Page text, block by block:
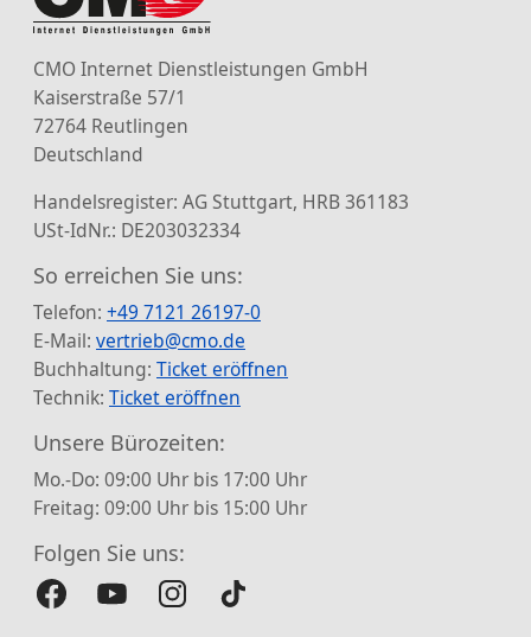
CMO Internet Dienstleistungen GmbH
Kaiserstraße 57/1
72764 Reutlingen
Deutschland
Handelsregister: AG Stuttgart, HRB 361183
USt-IdNr.: DE203032334
So erreichen Sie uns:
Telefon: +49 7121 26197-0
E-Mail: vertrieb@cmo.de
Buchhaltung: Ticket eröffnen
Technik: Ticket eröffnen
Unsere Bürozeiten:
Mo.-Do: 09:00 Uhr bis 17:00 Uhr
Freitag: 09:00 Uhr bis 15:00 Uhr
Folgen Sie uns: